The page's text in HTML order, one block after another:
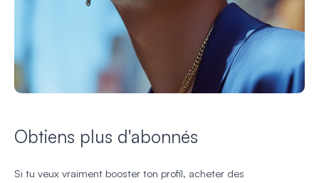
Obtiens plus d'abonnés
Si tu veux vraiment booster ton profil, acheter des